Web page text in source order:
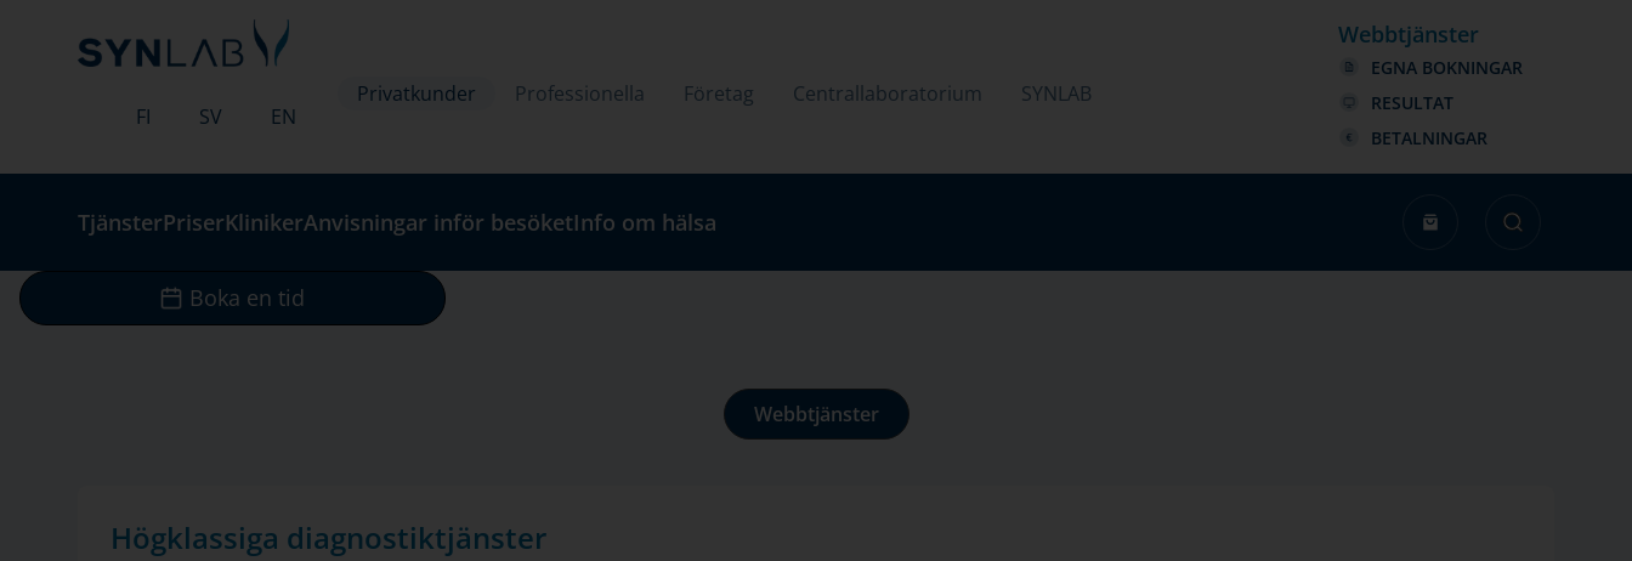
FI SV EN
Privatkunder Professionella Företag Centrallaboratorium SYNLAB
Webbtjänster
EGNA BOKNINGAR
RESULTAT
BETALNINGAR
TjänsterPriserKlinikerAnvisningar inför besöketInfo om hälsa
Boka en tid
Webbtjänster
Högklassiga diagnostiktjänster